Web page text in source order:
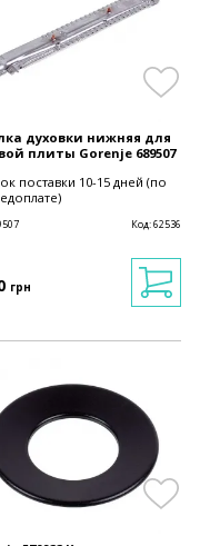
духовки нижняя для
плиты Gorenje 689507
поставки 10-15 дней (по
Код:62536
грн